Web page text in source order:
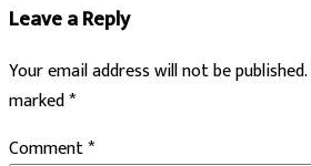
Leave a Reply
Your email address will not be published.
marked*
Comment*